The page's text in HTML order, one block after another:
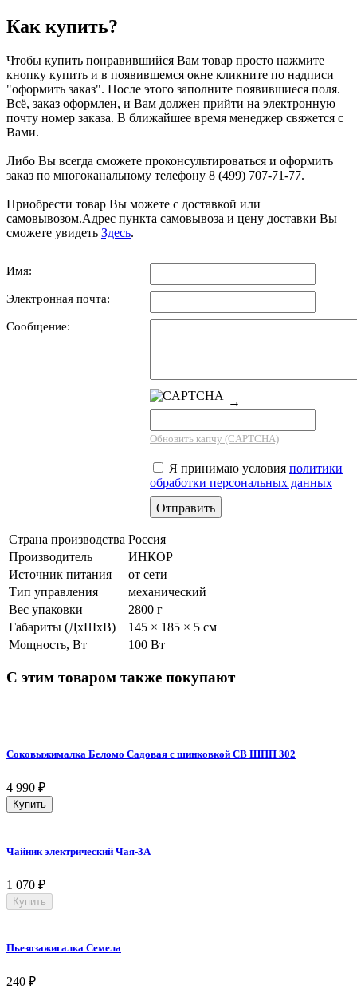
Как купить?
Чтобы купить понравившийся Вам товар просто нажмите
кнопку купить и в появившемся окне кликните по надписи
"оформить заказ". После этого заполните появившиеся поля.
Всё, заказ оформлен, и Вам должен прийти на электронную
почту номер заказа. В ближайшее время менеджер свяжется с
Вами.
Либо Вы всегда сможете проконсультироваться и оформить
заказ по многоканальному телефону 8 (499) 707-71-77.
Приобрести товар Вы можете с доставкой или
самовывозом.Адрес пункта самовывоза и цену доставки Вы
сможете увидеть Здесь.
Имя:
Электронная почта:
Сообщение:
→
Обновить капчу (CAPTCHA)
Я принимаю условия политики
обработки персональных данных
Страна производства Россия
Производитель
ИНКОР
Источник питания
от сети
Тип управления
механический
Вес упаковки
2800 г
Габариты (ДхШхВ)
145 × 185 × 5 см
Мощность, Вт
100 Вт
С этим товаром также покупают
Соковыжималка Беломо Садовая с шинковкой СВ ШПП 302
4 990 ₽
Купить
Чайник электрический Чая-3А
1 070 ₽
Купить
Пьезозажигалка Семела
240 ₽